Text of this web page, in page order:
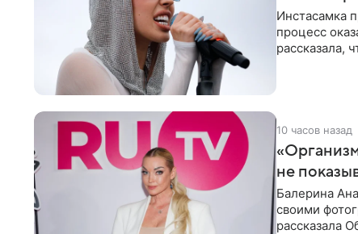
Инстасамка
процесс
рассказала,
10 часов назад
не
Балерина
своими
рассказала